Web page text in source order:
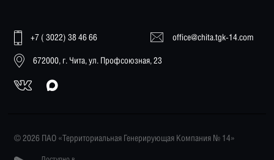
+7 ( 3022) 38 46 66 office@chita.tgk-14.com
672000, г. Чита, ул. Профсоюзная, 23
© 2026 ПАО «Территориальная Генерирующая Компания № 14»